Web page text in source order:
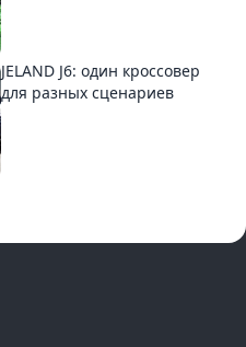
JELAND J6: один кроссовер
для разных сценариев